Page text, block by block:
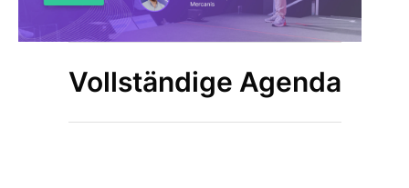
Vollständige Agenda